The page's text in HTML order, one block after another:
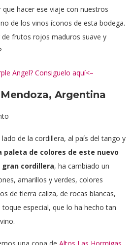
hacer ese viaje con nuestros
de los vinos íconos de esta bodega.
de frutos rojos maduros suave y
Angel? Consiguelo aquí<–
Argentina
de la cordillera, al país del tango y
paleta de colores de este nuevo
gran cordillera, ha cambiado un
amarillos y verdes, colores
de tierra caliza, de rocas blancas,
especial, que lo ha hecho tan